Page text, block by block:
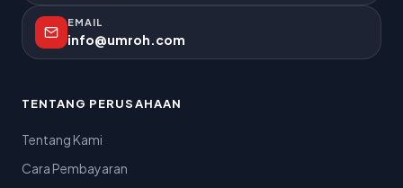
EMAIL
info@umroh.com
TENTANG PERUSAHAAN
Tentang Kami
Cara Pembayaran